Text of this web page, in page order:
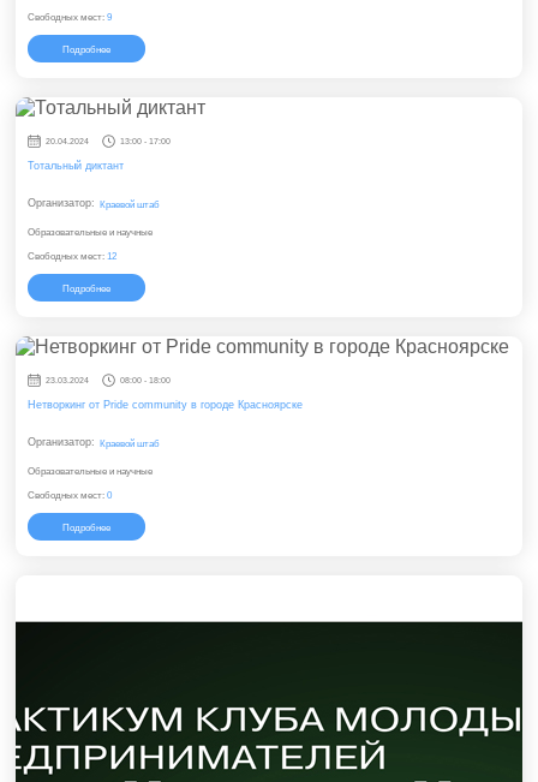
Свободных мест: 9
Подробнее
20.04.2024 13:00 - 17:00
Тотальный диктант
Организатор: Краевой штаб
Образовательные и научные
Свободных мест: 12
Подробнее
23.03.2024 08:00 - 18:00
Нетворкинг от Pride community в городе Красноярске
Организатор: Краевой штаб
Образовательные и научные
Свободных мест: 0
Подробнее